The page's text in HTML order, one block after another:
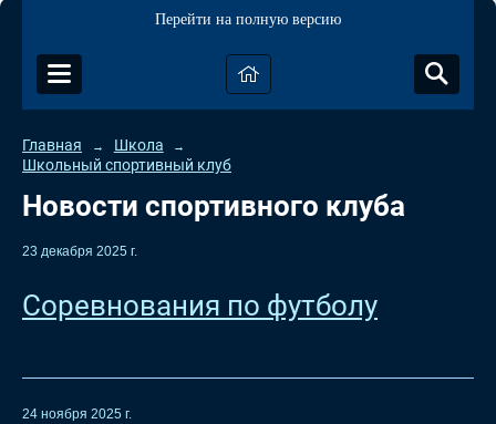
Перейти на полную версию
Главная → Школа →
Школьный спортивный клуб
Новости спортивного клуба
23 декабря 2025 г.
Соревнования по футболу
24 ноября 2025 г.